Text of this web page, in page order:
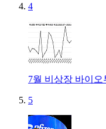
4
7월 비상장 바이오
5